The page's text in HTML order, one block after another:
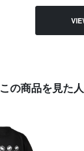
この商品を見た人